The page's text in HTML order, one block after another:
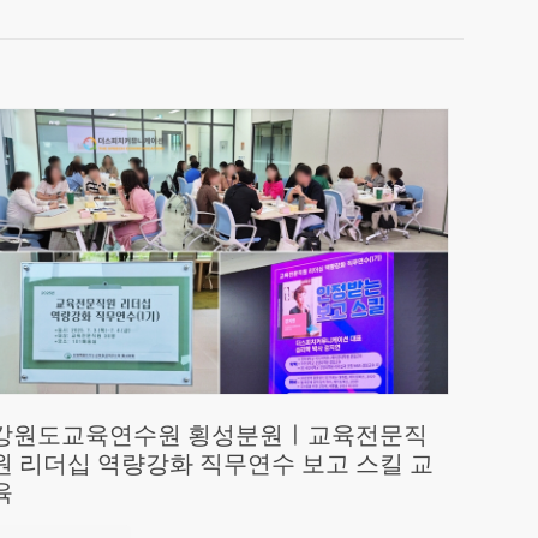
원도교육연수원 횡성분원ㅣ교육전문직
리더십 역량강화 직무연수 보고 스킬 교